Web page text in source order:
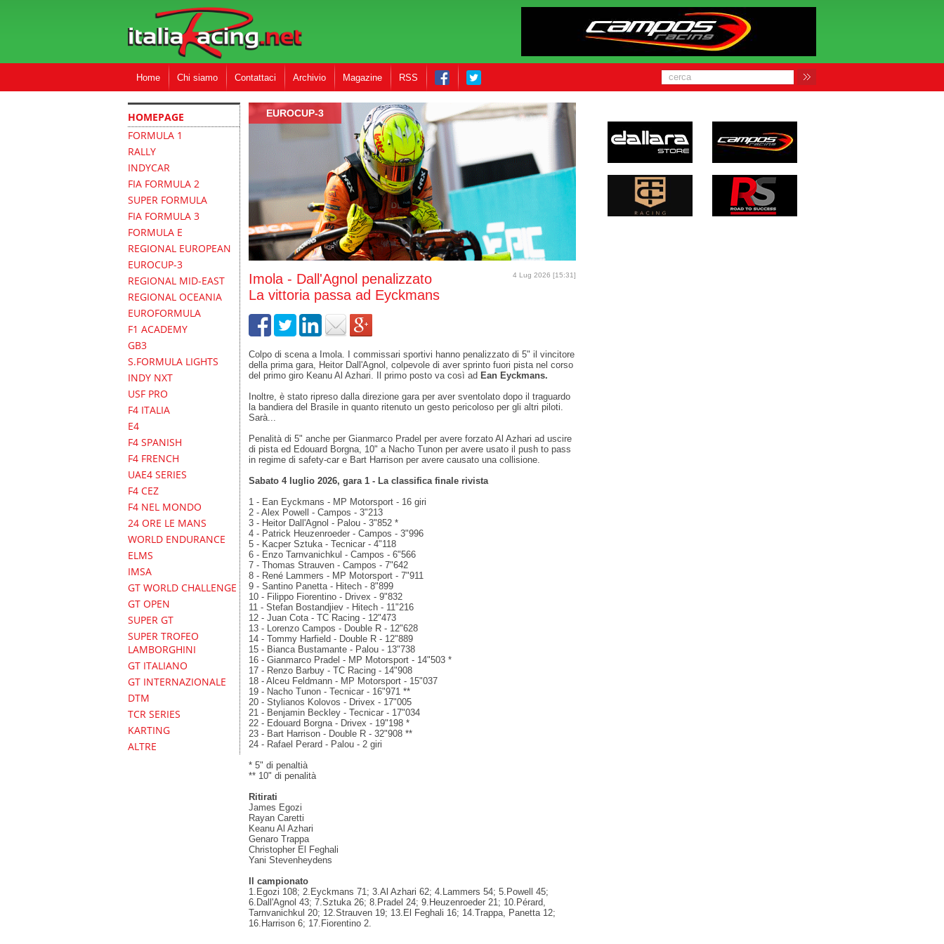
Home Chi siamo Contattaci Archivio Magazine RSS
HOMEPAGE
FORMULA 1
RALLY
INDYCAR
FIA FORMULA 2
SUPER FORMULA
FIA FORMULA 3
FORMULA E
REGIONAL EUROPEAN
EUROCUP-3
REGIONAL MID-EAST
REGIONAL OCEANIA
EUROFORMULA
F1 ACADEMY
GB3
S.FORMULA LIGHTS
INDY NXT
USF PRO
F4 ITALIA
E4
F4 SPANISH
F4 FRENCH
UAE4 SERIES
F4 CEZ
F4 NEL MONDO
24 ORE LE MANS
WORLD ENDURANCE
ELMS
IMSA
GT WORLD CHALLENGE
GT OPEN
SUPER GT
SUPER TROFEO
LAMBORGHINI
GT ITALIANO
GT INTERNAZIONALE
DTM
TCR SERIES
KARTING
ALTRE
EUROCUP-3
4 Lug 2026 [15:31]
Imola - Dall'Agnol penalizzato
La vittoria passa ad Eyckmans
Colpo di scena a Imola. I commissari sportivi hanno penalizzato di 5" il vincitore
della prima gara, Heitor Dall'Agnol, colpevole di aver sprinto fuori pista nel corso
del primo giro Keanu Al Azhari. Il primo posto va così ad Ean Eyckmans.
Inoltre, è stato ripreso dalla direzione gara per aver sventolato dopo il traguardo
la bandiera del Brasile in quanto ritenuto un gesto pericoloso per gli altri piloti.
Sarà...
Penalità di 5" anche per Gianmarco Pradel per avere forzato Al Azhari ad uscire
di pista ed Edouard Borgna, 10" a Nacho Tunon per avere usato il push to pass
in regime di safety-car e Bart Harrison per avere causato una collisione.
Sabato 4 luglio 2026, gara 1 - La classifica finale rivista
1 - Ean Eyckmans - MP Motorsport - 16 giri
2 - Alex Powell - Campos - 3"213
3 - Heitor Dall'Agnol - Palou - 3"852 *
4 - Patrick Heuzenroeder - Campos - 3"996
5 - Kacper Sztuka - Tecnicar - 4"118
6 - Enzo Tarnvanichkul - Campos - 6"566
7 - Thomas Strauven - Campos - 7"642
8 - René Lammers - MP Motorsport - 7"911
9 - Santino Panetta - Hitech - 8"899
10 - Filippo Fiorentino - Drivex - 9"832
11 - Stefan Bostandjiev - Hitech - 11"216
12 - Juan Cota - TC Racing - 12"473
13 - Lorenzo Campos - Double R - 12"628
14 - Tommy Harfield - Double R - 12"889
15 - Bianca Bustamante - Palou - 13"738
16 - Gianmarco Pradel - MP Motorsport - 14"503 *
17 - Renzo Barbuy - TC Racing - 14"908
18 - Alceu Feldmann - MP Motorsport - 15"037
19 - Nacho Tunon - Tecnicar - 16"971 **
20 - Stylianos Kolovos - Drivex - 17"005
21 - Benjamin Beckley - Tecnicar - 17"034
22 - Edouard Borgna - Drivex - 19"198 *
23 - Bart Harrison - Double R - 32"908 **
24 - Rafael Perard - Palou - 2 giri
* 5" di penaltià
** 10" di penalità
Ritirati
James Egozi
Rayan Caretti
Keanu Al Azhari
Genaro Trappa
Christopher El Feghali
Yani Stevenheydens
Il campionato
1.Egozi 108; 2.Eyckmans 71; 3.Al Azhari 62; 4.Lammers 54; 5.Powell 45;
6.Dall'Agnol 43; 7.Sztuka 26; 8.Pradel 24; 9.Heuzenroeder 21; 10.Pérard,
Tarnvanichkul 20; 12.Strauven 19; 13.El Feghali 16; 14.Trappa, Panetta 12;
16.Harrison 6; 17.Fiorentino 2.